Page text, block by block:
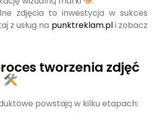
zdjęcia to inwestycja w sukces
z usług na punktreklam.pli zobacz
tworzenia zdjęć
powstają w kilku etapach: